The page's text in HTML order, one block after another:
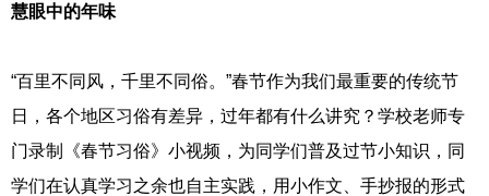
慧眼中的年味
“百里不同风，千里不同俗。”春节作为我们最重要的传统节
日，各个地区习俗有差异，过年都有什么讲究？学校老师专
门录制《春节习俗》小视频，为同学们普及过节小知识，同
学们在认真学习之余也自主实践，用小作文、手抄报的形式